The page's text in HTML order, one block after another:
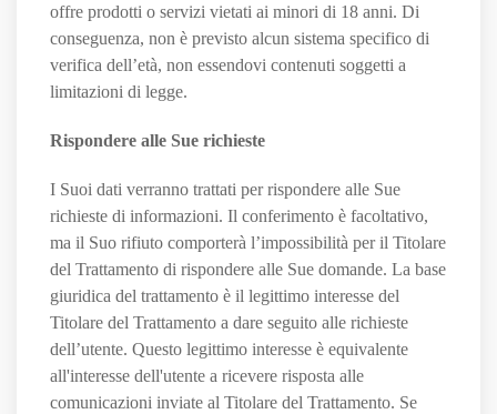
offre prodotti o servizi vietati ai minori di 18 anni. Di
conseguenza, non è previsto alcun sistema specifico di
verifica dell’età, non essendovi contenuti soggetti a
limitazioni di legge.
Rispondere alle Sue richieste
I Suoi dati verranno trattati per rispondere alle Sue
richieste di informazioni. Il conferimento è facoltativo,
ma il Suo rifiuto comporterà l’impossibilità per il Titolare
del Trattamento di rispondere alle Sue domande. La base
giuridica del trattamento è il legittimo interesse del
Titolare del Trattamento a dare seguito alle richieste
dell’utente. Questo legittimo interesse è equivalente
all'interesse dell'utente a ricevere risposta alle
comunicazioni inviate al Titolare del Trattamento. Se